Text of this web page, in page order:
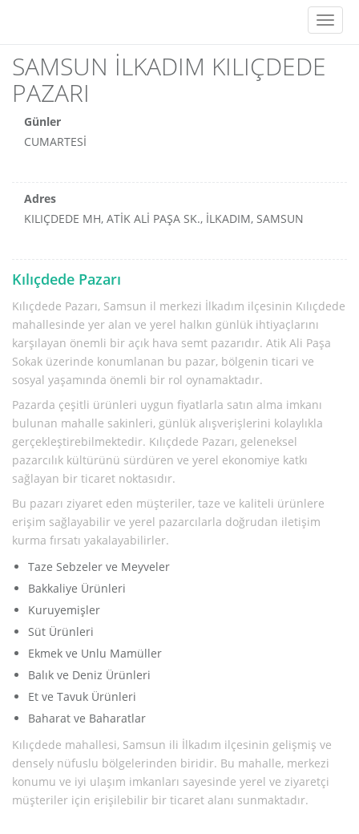
Toggle
SAMSUN İLKADIM KILIÇDEDE
PAZARI
Günler
CUMARTESİ
Adres
KILIÇDEDE MH, ATİK ALİ PAŞA SK., İLKADIM, SAMSUN
Kılıçdede Pazarı
Kılıçdede Pazarı, Samsun il merkezi İlkadım ilçesinin Kılıçdede
mahallesinde yer alan ve yerel halkın günlük ihtiyaçlarını
karşılayan önemli bir açık hava semt pazarıdır. Atik Ali Paşa
Sokak üzerinde konumlanan bu pazar, bölgenin ticari ve
sosyal yaşamında önemli bir rol oynamaktadır.
Pazarda çeşitli ürünleri uygun fiyatlarla satın alma imkanı
bulunan mahalle sakinleri, günlük alışverişlerini kolaylıkla
gerçekleştirebilmektedir. Kılıçdede Pazarı, geleneksel
pazarcılık kültürünü sürdüren ve yerel ekonomiye katkı
sağlayan bir ticaret noktasıdır.
Bu pazarı ziyaret eden müşteriler, taze ve kaliteli ürünlere
erişim sağlayabilir ve yerel pazarcılarla doğrudan iletişim
kurma fırsatı yakalayabilirler.
Taze Sebzeler ve Meyveler
Bakkaliye Ürünleri
Kuruyemişler
Süt Ürünleri
Ekmek ve Unlu Mamüller
Balık ve Deniz Ürünleri
Et ve Tavuk Ürünleri
Baharat ve Baharatlar
Kılıçdede mahallesi, Samsun ili İlkadım ilçesinin gelişmiş ve
densely nüfuslu bölgelerinden biridir. Bu mahalle, merkezi
konumu ve iyi ulaşım imkanları sayesinde yerel ve ziyaretçi
müşteriler için erişilebilir bir ticaret alanı sunmaktadır.